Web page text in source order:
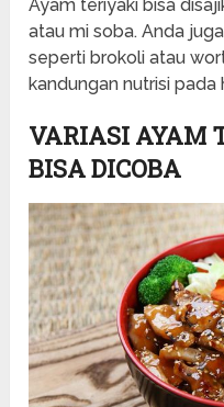
Ayam teriyaki bisa
atau mi soba. Anda
seperti brokoli atau
kandungan nutrisi pada
VARIASI AYAM
BISA DICOBA